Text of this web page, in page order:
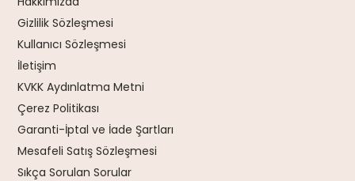
Gizlilik Sözleşmesi
Kullanıcı Sözleşmesi
İletişim
KVKK Aydınlatma Metni
Çerez Politikası
Garanti-İptal ve İade Şartları
Mesafeli Satış Sözleşmesi
Sıkça Sorulan Sorular